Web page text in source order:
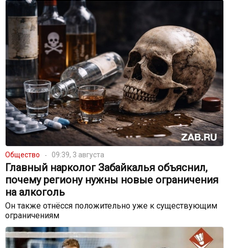
Общество 09:39, 3 августа
Главный нарколог Забайкалья объяснил,
почему региону нужны новые ограничения
на алкоголь
Он также отнёсся положительно уже к существующим
ограничениям